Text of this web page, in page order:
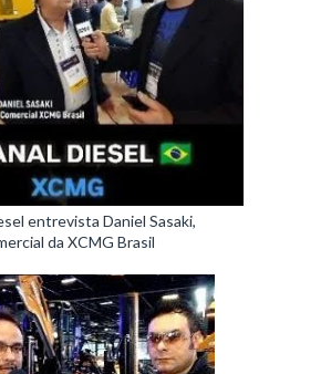
entrevista Daniel Sasaki,
da XCMG Brasil